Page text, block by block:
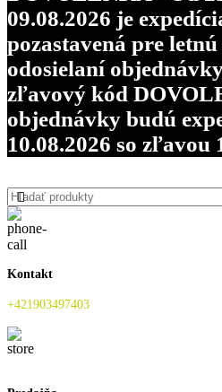
09.08.2026 je
pozastavená pre
odosielaní
zľavový kód
objednávky budú
10.08.2026 so zľavou
Kontakt
+421903497403